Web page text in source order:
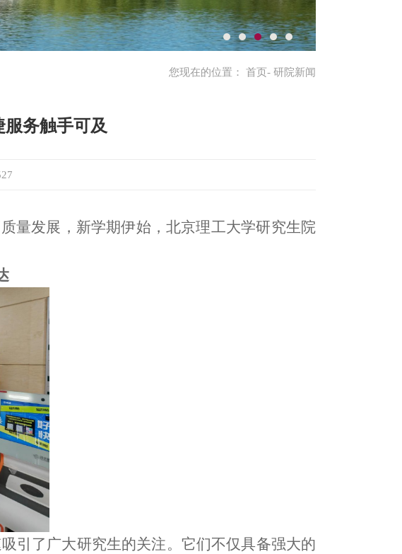
您现在的位置： 首页- 研院新闻
务触手可及
量发展，新学期伊始，北京理工大学研究生院
引了广大研究生的关注。它们不仅具备强大的